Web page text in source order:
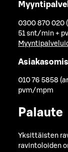
0300 870 020
51 snt/min +
010 76 5858
pvm/mpm
Palaute
Yksittäisten
ravintoloiden